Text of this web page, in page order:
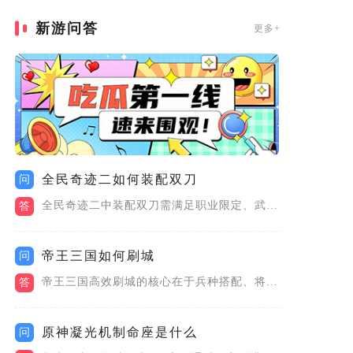
新游问答 更多+
问 全民奇迹二如何装配双刀
答 全民奇迹二中装配双刀需满足职业限定、武器类型、等级与属性四大...
问 帝王三国如何刷城
答 帝王三国高效刷城的核心在于兵种搭配、将领分组、战场指挥、资源...
问 原神凝光机制命座是什么